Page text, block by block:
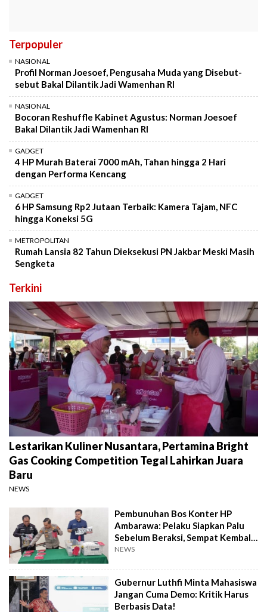
Terpopuler
NASIONAL
Profil Norman Joesoef, Pengusaha Muda yang Disebut-
sebut Bakal Dilantik Jadi Wamenhan RI
NASIONAL
Bocoran Reshuffle Kabinet Agustus: Norman Joesoef
Bakal Dilantik Jadi Wamenhan RI
GADGET
4 HP Murah Baterai 7000 mAh, Tahan hingga 2 Hari
dengan Performa Kencang
GADGET
6 HP Samsung Rp2 Jutaan Terbaik: Kamera Tajam, NFC
hingga Koneksi 5G
METROPOLITAN
Rumah Lansia 82 Tahun Dieksekusi PN Jakbar Meski Masih
Sengketa
Terkini
Lestarikan Kuliner Nusantara, Pertamina Bright
Gas Cooking Competition Tegal Lahirkan Juara
Baru
NEWS
Pembunuhan Bos Konter HP
Ambarawa: Pelaku Siapkan Palu
Sebelum Beraksi, Sempat Kembali
Datangi TKP
NEWS
Gubernur Luthfi Minta Mahasiswa
Jangan Cuma Demo: Kritik Harus
Berbasis Data!